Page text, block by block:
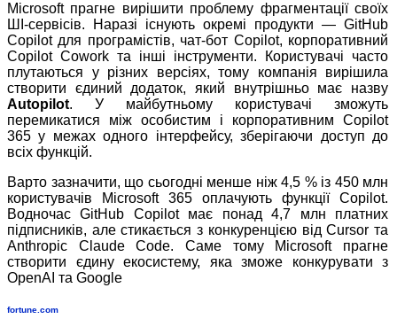
Microsoft прагне вирішити проблему фрагментації своїх
ШІ‑сервісів. Наразі існують окремі продукти — GitHub
Copilot для програмістів, чат‑бот Copilot, корпоративний
Copilot Cowork та інші інструменти. Користувачі часто
плутаються у різних версіях, тому компанія вирішила
створити єдиний додаток, який внутрішньо має назву
Autopilot. У майбутньому користувачі зможуть
перемикатися між особистим і корпоративним Copilot
365 у межах одного інтерфейсу, зберігаючи доступ до
всіх функцій.
Варто зазначити, що сьогодні менше ніж 4,5 % із 450 млн
користувачів Microsoft 365 оплачують функції Copilot.
Водночас GitHub Copilot має понад 4,7 млн платних
підписників, але стикається з конкуренцією від Cursor та
Anthropic Claude Code. Саме тому Microsoft прагне
створити єдину екосистему, яка зможе конкурувати з
OpenAI та Google
fortune.com